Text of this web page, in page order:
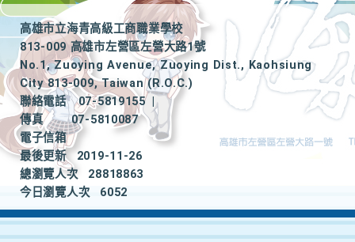
高雄市立海青高級工商職業學校
813-009 高雄市左營區左營大路1號
No.1, Zuoying Avenue, Zuoying Dist., Kaohsiung
City 813-009, Taiwan (R.O.C.)
聯絡電話
07-5819155
|
傳真
07-5810087
電子信箱
最後更新
2019-11-26
總瀏覽人次
28818863
今日瀏覽人次
6052